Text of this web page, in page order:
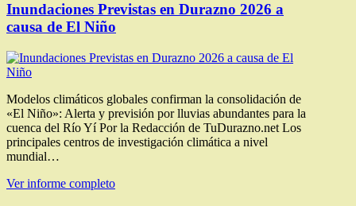
Inundaciones Previstas en Durazno 2026 a
causa de El Niño
Modelos climáticos globales confirman la consolidación de
«El Niño»: Alerta y previsión por lluvias abundantes para la
cuenca del Río Yí Por la Redacción de TuDurazno.net Los
principales centros de investigación climática a nivel
mundial…
Ver informe completo